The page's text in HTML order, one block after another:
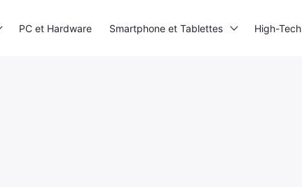
PC et Hardware Smartphone et Tablettes High-Tech